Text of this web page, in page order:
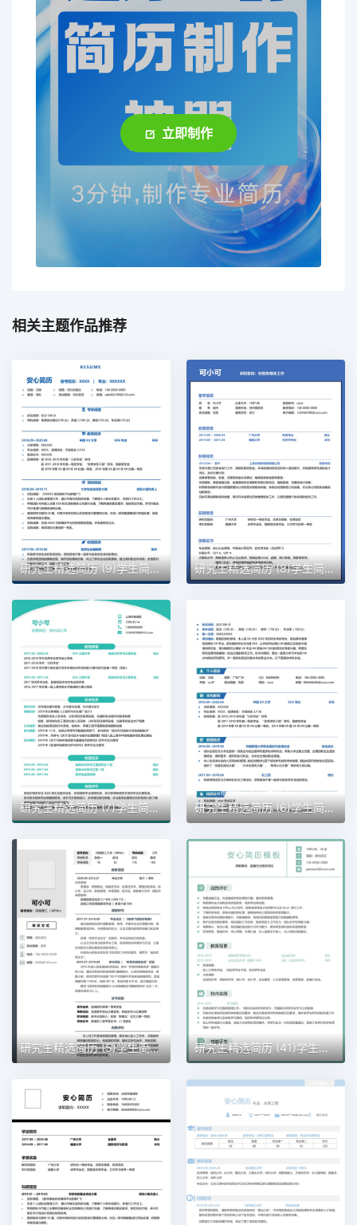
立即制作
相关主题作品推荐
研究生精选简历 (9)学生简历word模板 研究生精选简历 (8)学生简历word模板
研究生精选简历 (7)学生简历word模板 研究生精选简历 (6)学生简历word模板
研究生精选简历 (5)学生简历word模板 研究生精选简历 (41)学生简历word模板